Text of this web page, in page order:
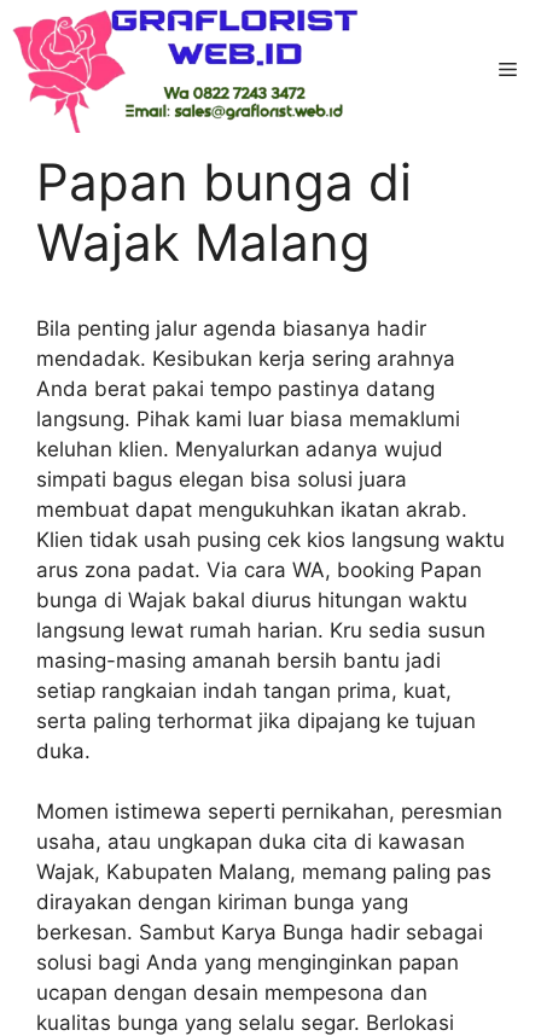
to
content
Home -Kab Malang
Malang
Papan bunga di
Wajak Malang
Bila penting jalur agenda biasanya hadir
mendadak. Kesibukan kerja sering arahnya
Anda berat pakai tempo pastinya datang
langsung. Pihak kami luar biasa memaklumi
keluhan klien. Menyalurkan adanya wujud
simpati bagus elegan bisa solusi juara
membuat dapat mengukuhkan ikatan akrab.
Klien tidak usah pusing cek kios langsung waktu
arus zona padat. Via cara WA, booking Papan
bunga di Wajak bakal diurus hitungan waktu
langsung lewat rumah harian. Kru sedia susun
masing-masing amanah bersih bantu jadi
setiap rangkaian indah tangan prima, kuat,
serta paling terhormat jika dipajang ke tujuan
duka.
Momen istimewa seperti pernikahan, peresmian
usaha, atau ungkapan duka cita di kawasan
Wajak, Kabupaten Malang, memang paling pas
dirayakan dengan kiriman bunga yang
berkesan. Sambut Karya Bunga hadir sebagai
solusi bagi Anda yang menginginkan papan
ucapan dengan desain mempesona dan
kualitas bunga yang selalu segar. Berlokasi